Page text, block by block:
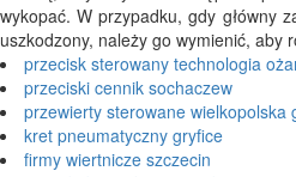
wykopać. W przypadku, gdy główny
uszkodzony, należy go wymienić, aby
przecisk sterowany technologia
przeciski cennik sochaczew
przewierty sterowane wielkopolska
kret pneumatyczny gryfice
firmy wiertnicze szczecin